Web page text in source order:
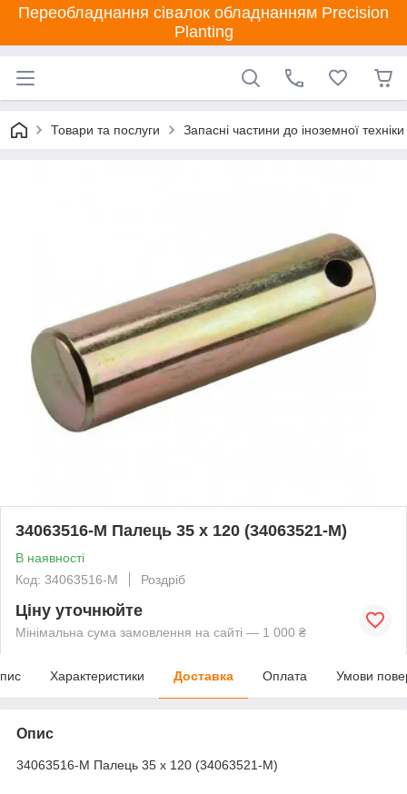
Переобладнання сівалок обладнанням Precision
Planting
Товари та послуги Запасні частини до іноземної техніки
34063516-M Палець 35 x 120 (34063521-M)
В наявності
Код: 34063516-M
Роздріб
Ціну уточнюйте
Мінімальна сума замовлення на сайті — 1 000 ₴
Характеристики Доставка Оплата Умови
Опис
34063516-M Палець 35 x 120 (34063521-M)